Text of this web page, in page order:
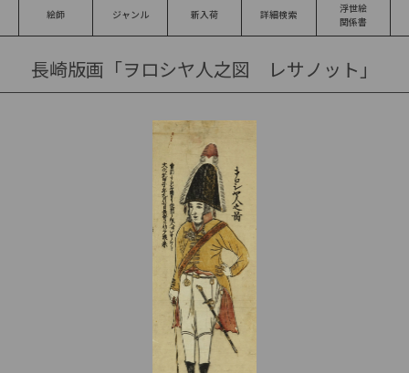
絵師 ジャンル 新入荷 詳細検索
浮世絵
関係書
長崎版画「ヲロシヤ人之図 レサノット」